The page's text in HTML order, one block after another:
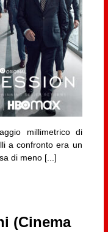
millimetrico di
a confronto era un
di meno [...]
(Cinema